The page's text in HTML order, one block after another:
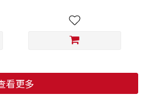
看更多